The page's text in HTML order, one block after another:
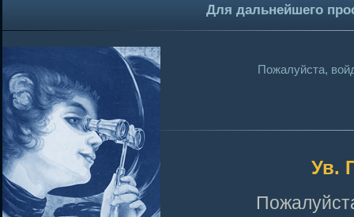
Для дальнейшего
Пожалуйста,
Ув.